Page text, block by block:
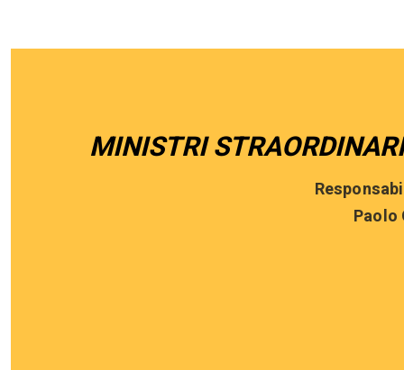
MINISTRI
Paolo